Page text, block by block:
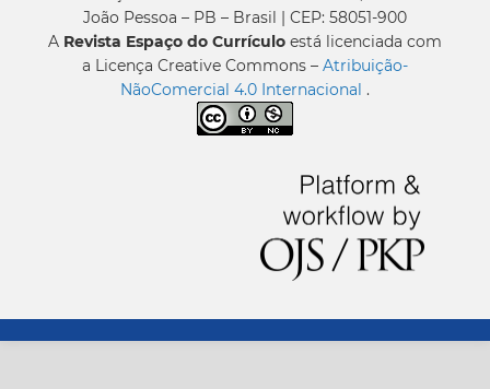
João Pessoa – PB – Brasil | CEP: 58051-900
A Revista Espaço do Currículo está licenciada com
a Licença Creative Commons – Atribuição-
NãoComercial 4.0 Internacional .